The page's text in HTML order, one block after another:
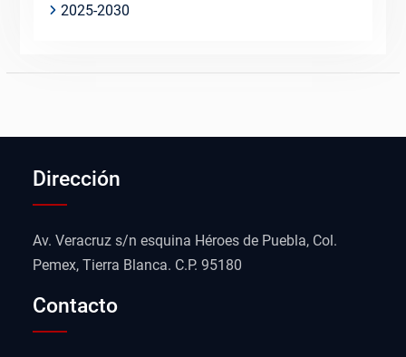
2025-2030
Dirección
Av. Veracruz s/n esquina Héroes de Puebla, Col.
Pemex, Tierra Blanca. C.P. 95180
Contacto